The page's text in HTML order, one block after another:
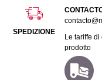
SPEDIZIONE
Le tariffe
prodotto